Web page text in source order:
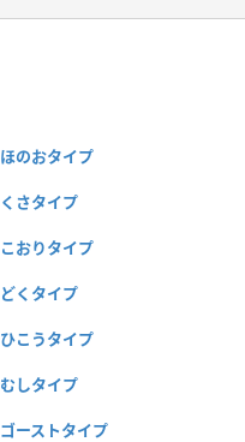
ほのおタイプ
くさタイプ
こおりタイプ
どくタイプ
ひこうタイプ
むしタイプ
ゴーストタイプ